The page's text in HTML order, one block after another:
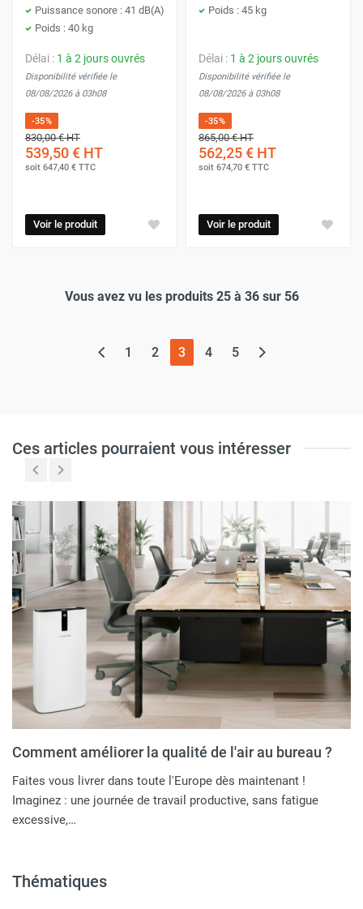
Puissance sonore : 41 dB(A)
Poids : 40 kg
Délai : 1 à 2 jours ouvrés
Disponibilité vérifiée le
08/08/2026 à 03h08
-35%
830,00 €HT
539,50 € HT
soit 647,40 € TTC
Voir le produit
Poids : 45 kg
Délai : 1 à 2 jours ouvrés
Disponibilité vérifiée le
08/08/2026 à 03h08
-35%
865,00 €HT
562,25 € HT
soit 674,70 € TTC
Voir le produit
Vous avez vu les produits 25 à 36 sur 56
1 2 3(page actuelle)
4 5
Ces articles pourraient vous intéresser
Comment améliorer la qualité de l'air au bureau ?
Faites vous livrer dans toute l'Europe dès maintenant !
Imaginez : une journée de travail productive, sans fatigue
excessive,…
Thématiques